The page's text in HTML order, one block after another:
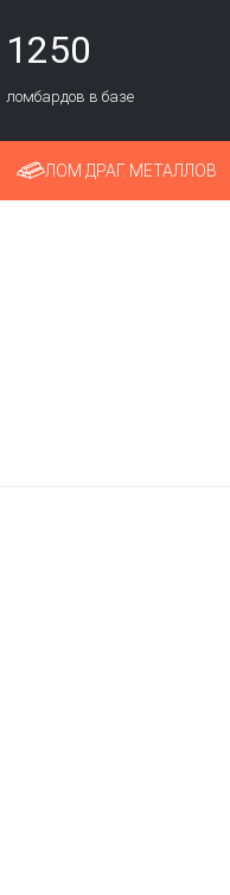
1250
ломбардов в базе
ЛОМ ДРАГ. МЕТАЛЛОВ